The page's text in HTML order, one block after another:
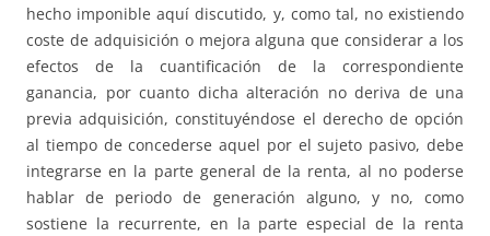
hecho imponible aquí discutido, y, como tal, no existiendo
coste de adquisición o mejora alguna que considerar a los
efectos de la cuantificación de la correspondiente
ganancia, por cuanto dicha alteración no deriva de una
previa adquisición, constituyéndose el derecho de opción
al tiempo de concederse aquel por el sujeto pasivo, debe
integrarse en la parte general de la renta, al no poderse
hablar de periodo de generación alguno, y no, como
sostiene la recurrente, en la parte especial de la renta